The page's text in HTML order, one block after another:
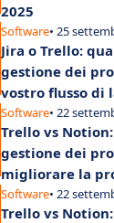
2025
Software• 25
Jira o Trello:
gestione dei
vostro flusso di
Software• 22
Trello vs
gestione dei
migliorare la
Software• 22
Trello vs